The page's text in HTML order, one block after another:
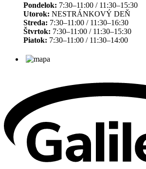
Pondelok: 7:30–11:00 / 11:30–15:30
Utorok: NESTRÁNKOVÝ DEŇ
Streda: 7:30–11:00 / 11:30–16:30
Štvrtok: 7:30–11:00 / 11:30–15:30
Piatok: 7:30–11:00 / 11:30–14:00